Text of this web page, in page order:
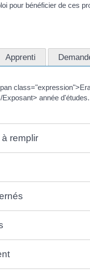
pour bénéficier de ces
Apprenti
année d'études.
remplir